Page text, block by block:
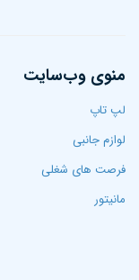
منوی وب‌سایت
لپ تاپ‌
لوازم جانبی
فرصت های شغلی
مانیتور